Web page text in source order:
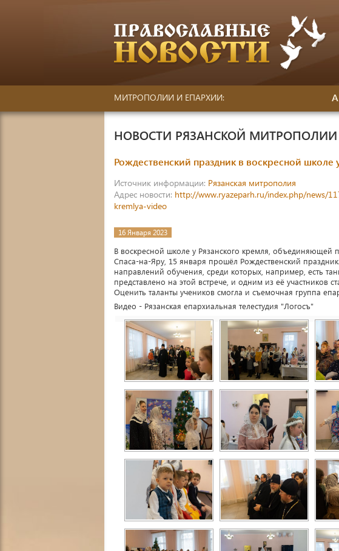
МИТРОПОЛИИ И ЕПАРХИИ: А
НОВОСТИ РЯЗАНСКОЙ МИТРОПОЛИИ
Рождественский праздник в воскресной школе
Источник информации: Рязанская митрополия
Адрес новости: http://www.ryazeparh.ru/index.php/news/
kremlya-video
16 Января 2023
В воскресной школе у Рязанского кремля, объединяющей
Спаса-на-Яру, 15 января прошёл Рождественский
направлений обучения, среди которых, например, есть
представлено на этой встрече, и одним из её участников
Оценить таланты учеников смогла и съемочная группа
Видео - Рязанская епархиальная телестудия "Логосъ"